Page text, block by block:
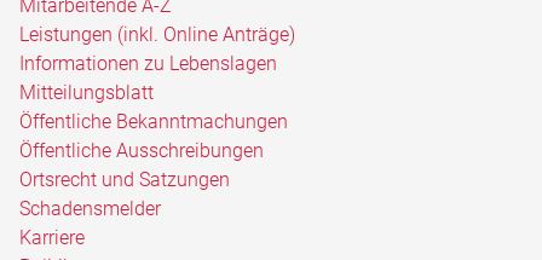
Mitarbeitende A-Z
Leistungen (inkl. Online Anträge)
Informationen zu Lebenslagen
Mitteilungsblatt
Öffentliche Bekanntmachungen
Öffentliche Ausschreibungen
Ortsrecht und Satzungen
Schadensmelder
Karriere